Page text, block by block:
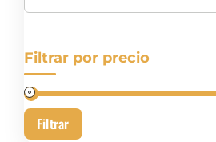
Filtrar por precio
Filtrar